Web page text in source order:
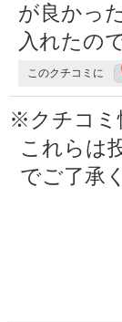
が良かっ
入れたの
このクチコミに
※クチコミ
これらは
でご了承